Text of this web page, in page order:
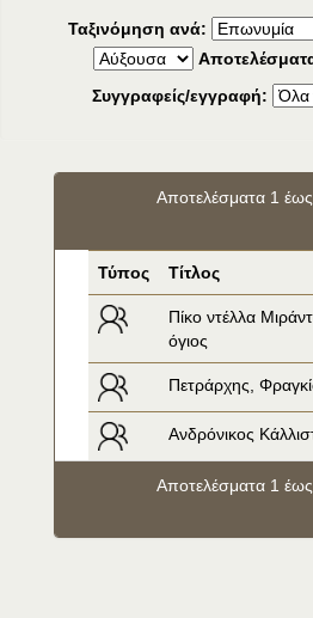
Ταξινόμηση ανά:
Συγγραφείς/εγγραφή:
Αποτελέσματα 1
Τύπος Τίτλος
Πίκο ντέλλα
όγιος
Πετράρχης,
Ανδρόνικος
Αποτελέσματα 1